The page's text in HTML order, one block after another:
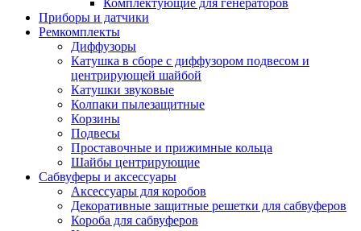
Комплектующие для генераторов
Приборы и датчики
Ремкомплекты
Диффузоры
Катушка в сборе с диффузором подвесом и
центрирующей шайбой
Катушки звуковые
Колпаки пылезащитные
Корзины
Подвесы
Проставочные и прижимные кольца
Шайбы центрирующие
Сабвуферы и аксессуары
Аксессуары для коробов
Декоративные защитные решетки для сабвуферов
Короба для сабвуферов